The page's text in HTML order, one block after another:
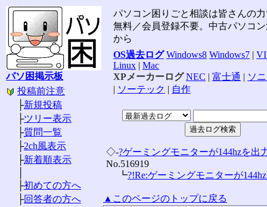
パソ困掲示板
投稿前注意
├新規投稿
├ツリー表示
├質問一覧
├2ch風表示
├新着順表示
├初めての方へ
├回答者の方へ
パソコン困りごと相談は皆さんの
無料／会員登録不要。中古パソコ
から
OS過去ログ Windows8 Windows7 |
Linux | Mac
XPメーカーログ NEC | 富士通 | ソ
| ソーテック | 自作
◇-?ゲーミングモニターが144hzを出
No.516919
┗?!Re:ゲーミングモニターが
▲このページのトップに戻る